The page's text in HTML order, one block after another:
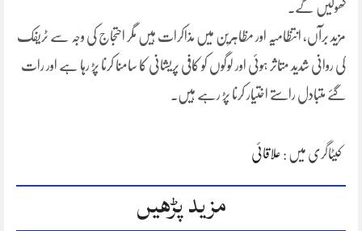
کھولیں گے۔
مزید برآں، انتظامیہ اور مظاہرین میں مذاکرات ہیں مگر احتجاج کی وجہ سے ٹریفک
کی روانی شدید متاثر ہوئی اور لوگوں کو کافی پریشانی کا سامنا کرنا پڑ رہا ہے اور رات
گئے متبادل راستے اختیار کرنا پڑ رہے ہیں۔
کیٹاگری میں : علاقائی
مزید پڑھیں